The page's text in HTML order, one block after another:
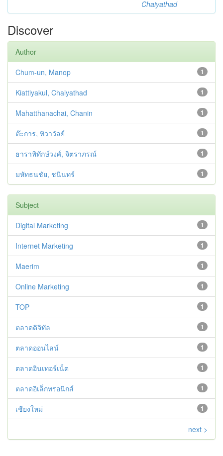
Chaiyathad
Discover
Author
1
Chum-un, Manop
1
Kiattiyakul, Chaiyathad
1
Mahatthanachai, Chanin
1
ต๊ะการ, ทิวาวัลย์
1
ธาราพิทักษ์วงศ์, จิตราภรณ์
1
มหัทธนชัย, ชนินทร์
Subject
1
Digital Marketing
1
Internet Marketing
1
Maerim
1
Online Marketing
1
TOP
1
ตลาดดิจิทัล
1
ตลาดออนไลน์
1
ตลาดอินเทอร์เน็ต
1
ตลาดอิเล็กทรอนิกส์
1
เชียงใหม่
next >